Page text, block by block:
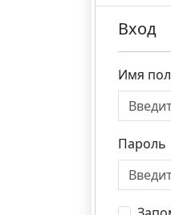
Вход
Имя
Пароль